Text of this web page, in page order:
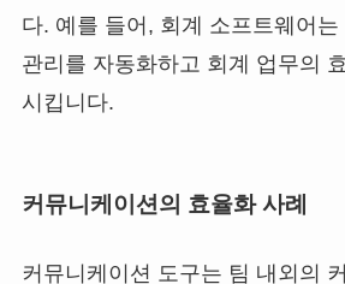
다. 예를 들어, 회계 소프트웨어
관리를 자동화하고 회계 업무의
시킵니다.
커뮤니케이션의 효율화 사례
커뮤니케이션 도구는 팀 내외의